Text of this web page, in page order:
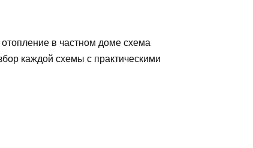
в частном доме схема
каждой схемы с практическими